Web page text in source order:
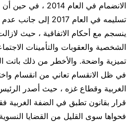
الانضمام في العام
تسليمه في العام 2017
ينسجم مع أحكام الاتفاقية ، حيث
الشخصية والعقوبات والتأمينات
تميزية واضحة. والأخطر من ذلك باتت
في ظل الانقسام تعاني من انقسام
قرار بقانون تطبق في الضفة
فحواها سوى القليل من القضايا